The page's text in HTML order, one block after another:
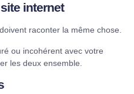
internet
raconter la même chose.
ou incohérent avec votre
les deux ensemble.